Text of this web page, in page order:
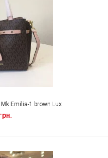
Emilia-1 brown Lux